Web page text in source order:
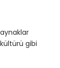
gibi